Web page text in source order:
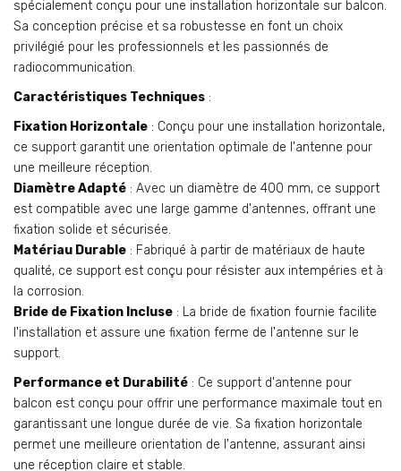
spécialement conçu pour une installation horizontale sur balcon.
Sa conception précise et sa robustesse en font un choix
privilégié pour les professionnels et les passionnés de
radiocommunication.
Caractéristiques Techniques :
Fixation Horizontale : Conçu pour une installation horizontale,
ce support garantit une orientation optimale de l'antenne pour
une meilleure réception.
Diamètre Adapté : Avec un diamètre de 400 mm, ce support
est compatible avec une large gamme d'antennes, offrant une
fixation solide et sécurisée.
Matériau Durable : Fabriqué à partir de matériaux de haute
qualité, ce support est conçu pour résister aux intempéries et à
la corrosion.
Bride de Fixation Incluse : La bride de fixation fournie facilite
l'installation et assure une fixation ferme de l'antenne sur le
support.
Performance et Durabilité : Ce support d'antenne pour
balcon est conçu pour offrir une performance maximale tout en
garantissant une longue durée de vie. Sa fixation horizontale
permet une meilleure orientation de l'antenne, assurant ainsi
une réception claire et stable.